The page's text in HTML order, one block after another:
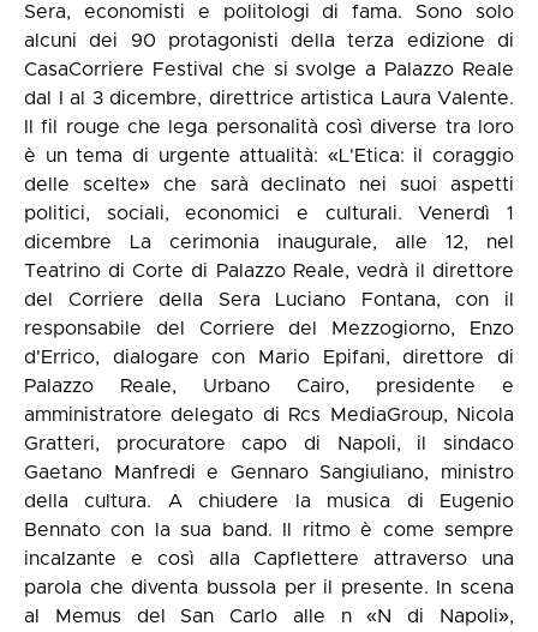
Sera, economisti e politologi di fama. Sono solo
alcuni dei 90 protagonisti della terza edizione di
CasaCorriere Festival che si svolge a Palazzo Reale
dal I al 3 dicembre, direttrice artistica Laura Valente.
Il fil rouge che lega personalità così diverse tra loro
è un tema di urgente attualità: «L'Etica: il coraggio
delle scelte» che sarà declinato nei suoi aspetti
politici, sociali, economici e culturali. Venerdì 1
dicembre La cerimonia inaugurale, alle 12, nel
Teatrino di Corte di Palazzo Reale, vedrà il direttore
del Corriere della Sera Luciano Fontana, con il
responsabile del Corriere del Mezzogiorno, Enzo
d'Errico, dialogare con Mario Epifani, direttore di
Palazzo Reale, Urbano Cairo, presidente e
amministratore delegato di Rcs MediaGroup, Nicola
Gratteri, procuratore capo di Napoli, il sindaco
Gaetano Manfredi e Gennaro Sangiuliano, ministro
della cultura. A chiudere la musica di Eugenio
Bennato con la sua band. Il ritmo è come sempre
incalzante e così alla Capflettere attraverso una
parola che diventa bussola per il presente. In scena
al Memus del San Carlo alle n «N di Napoli»,